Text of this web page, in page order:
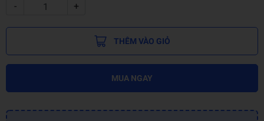
- +
THÊM VÀO GIỎ
MUA NGAY